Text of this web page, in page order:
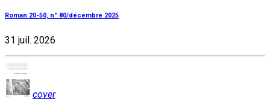
Roman 20-50, n° 80/décembre 2025
31 juil. 2026
cover